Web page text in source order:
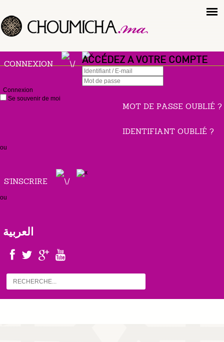
CONNEXION ACCÉDEZ A VOTRE COMPTE
Connexion
Se souvenir de moi
MOT DE PASSE OUBLIÉ ?
IDENTIFIANT OUBLIÉ ?
ou
S'INSCRIRE
ou
العربية